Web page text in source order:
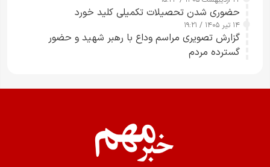
حضوری شدن تحصیلات تکمیلی کلید خورد
۱۴ تیر ۱۴۰۵ / ۱۹:۲۱
گزارش تصویری مراسم وداع با رهبر شهید و حضور
گسترده مردم